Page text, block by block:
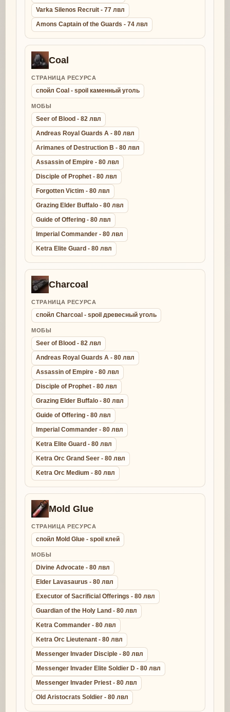
Varka Silenos Recruit - 77 лвл
Amons Captain of the Guards - 74 лвл
Coal
СТРАНИЦА РЕСУРСА
спойл Coal - spoil каменный уголь
МОБЫ
Seer of Blood - 82 лвл
Andreas Royal Guards A - 80 лвл
Arimanes of Destruction B - 80 лвл
Assassin of Empire - 80 лвл
Disciple of Prophet - 80 лвл
Forgotten Victim - 80 лвл
Grazing Elder Buffalo - 80 лвл
Guide of Offering - 80 лвл
Imperial Commander - 80 лвл
Ketra Elite Guard - 80 лвл
Charcoal
СТРАНИЦА РЕСУРСА
спойл Charcoal - spoil древесный уголь
МОБЫ
Seer of Blood - 82 лвл
Andreas Royal Guards A - 80 лвл
Assassin of Empire - 80 лвл
Disciple of Prophet - 80 лвл
Grazing Elder Buffalo - 80 лвл
Guide of Offering - 80 лвл
Imperial Commander - 80 лвл
Ketra Elite Guard - 80 лвл
Ketra Orc Grand Seer - 80 лвл
Ketra Orc Medium - 80 лвл
Mold Glue
СТРАНИЦА РЕСУРСА
спойл Mold Glue - spoil клей
МОБЫ
Divine Advocate - 80 лвл
Elder Lavasaurus - 80 лвл
Executor of Sacrificial Offerings - 80 лвл
Guardian of the Holy Land - 80 лвл
Ketra Commander - 80 лвл
Ketra Orc Lieutenant - 80 лвл
Messenger Invader Disciple - 80 лвл
Messenger Invader Elite Soldier D - 80 лвл
Messenger Invader Priest - 80 лвл
Old Aristocrats Soldier - 80 лвл